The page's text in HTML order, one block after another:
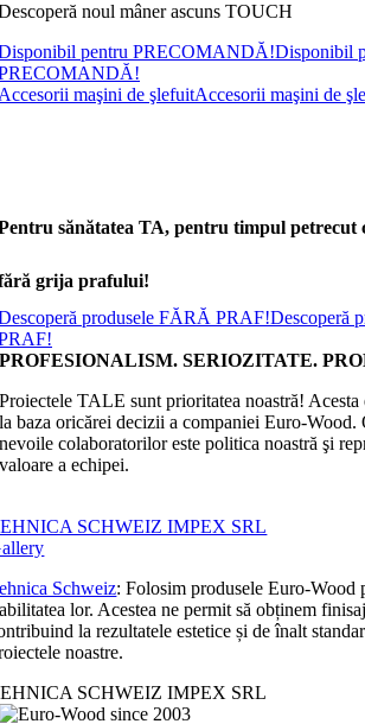
noul mâner ascuns TOUCH
pentru PRECOMANDĂ!Disponibil
maşini de şlefuitAccesorii maşini de
sănătatea TA, pentru timpul petrecut
grija prafului!
produsele FĂRĂ PRAF!Descoperă
PROFESIONALISM. SERIOZITATE.
Proiectele TALE sunt prioritatea noastră! Acesta
la baza oricărei decizii a companiei Euro-Wood.
nevoile colaboratorilor este politica noastră şi
valoare a echipei.
SCHWEIZ IMPEX SRL
Schweiz: Folosim produsele Euro-Wood
lor. Acestea ne permit să obținem
la rezultatele estetice și de înalt
noastre.
SCHWEIZ IMPEX SRL